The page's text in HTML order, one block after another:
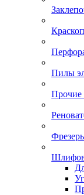
Пилы
Прочие